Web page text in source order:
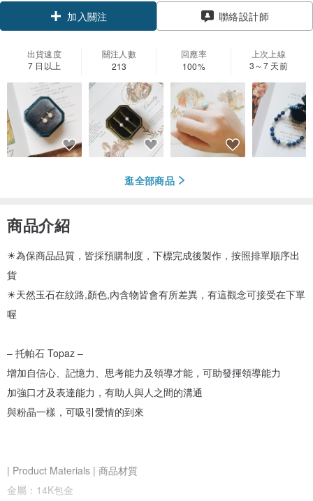
加入關注
聯絡設計師
出貨速度
7 日以上
關注人數
213
回應率
100%
上次上線
3～7 天前
逛全部商品
商品介紹
☀為保商品品質，皆採預購制度，下標完成後製作，按照排單順序出
貨
☀天然玉石在紋路,顏色,內含物皆會有所差異，有這觀念可接受在下單
喔
– 托帕石 Topaz –
增加自信心、記憶力、思考能力及領導才能，可助發揮領導能力
加強口才及表達能力，有助人與人之間的溝通
與粉晶一樣，可吸引愛情的到來
| Product Materials | 商品材質
金屬：14K包金